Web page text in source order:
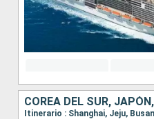
COREA DEL SUR,
Itinerario : Shanghai, Jeju,